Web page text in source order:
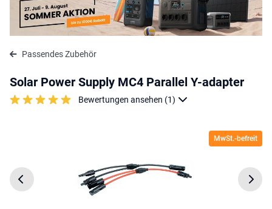
Passendes Zubehör
Solar Power Supply MC4 Parallel Y-adapter
Bewertungen ansehen (1)
MwSt.-befreit